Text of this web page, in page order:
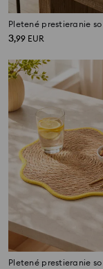
3,99 EUR